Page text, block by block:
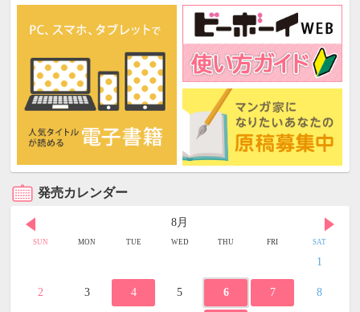
発売カレンダー
8月
SUN MON TUE WED THU FRI SAT
1
2 3 4 5 6 7 8